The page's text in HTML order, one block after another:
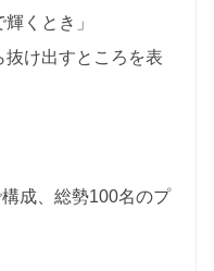
くとき」
け出すところを表
成、総勢100名のプ